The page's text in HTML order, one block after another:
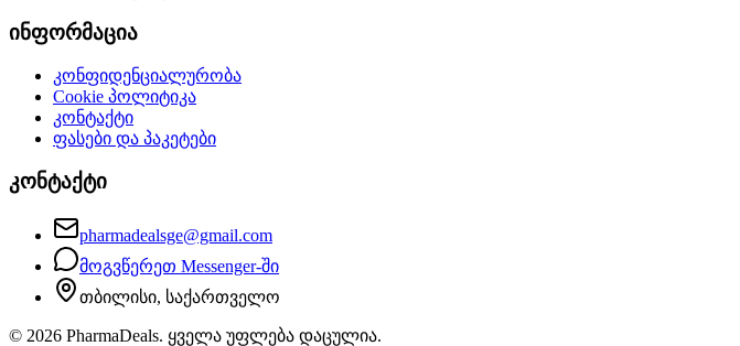
ინფორმაცია
კონფიდენციალურობა
Cookie პოლიტიკა
კონტაქტი
ფასები და პაკეტები
კონტაქტი
pharmadealsge@gmail.com
მოგვწერეთ Messenger-ში
თბილისი, საქართველო
© 2026 PharmaDeals. ყველა უფლება დაცულია.